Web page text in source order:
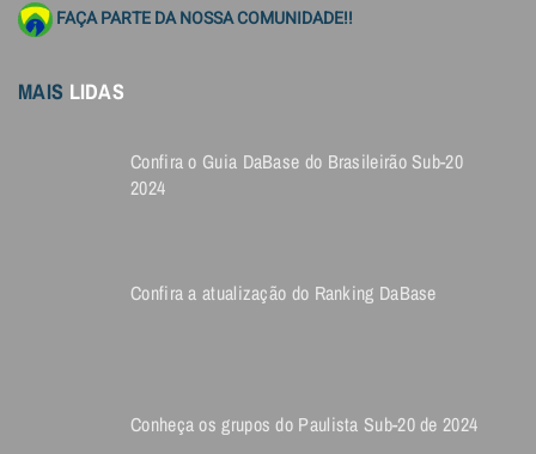
FAÇA PARTE DA NOSSA COMUNIDADE!!
MAIS LIDAS
Confira o Guia DaBase do Brasileirão Sub-20
2024
Confira a atualização do Ranking DaBase
Conheça os grupos do Paulista Sub-20 de 2024